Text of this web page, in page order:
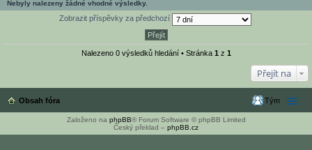
Nebyly nalezeny žádné vhodné výsledky.
Zobrazit příspěvky za předchozí
Nalezeno 0 výsledků hledání • Stránka 1 z 1
Přejít na
Obsah fóra Tým
Založeno na phpBB® Forum Software © phpBB Limited
Český překlad – phpBB.cz